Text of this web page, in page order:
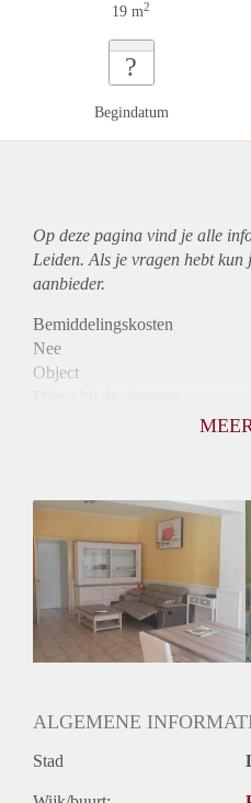
19 m2
?
Begindatum
Op deze pagina vind je alle
Leiden. Als je vragen hebt kun
aanbieder.
Bemiddelingskosten
Nee
Object
Huurtoeslag
Niet mogelijk
Inkomen eis
N.V.T.
Huurtermijn
Onbepaalde termijn
Oplevering
ALGEMENE
Stad